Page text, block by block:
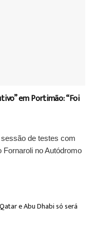
em Portimão: “Foi
de testes com
no Autódromo
e Abu Dhabi só será